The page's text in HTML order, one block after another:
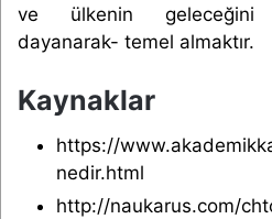
ve ülkenin geleceğini
dayanarak- temel almaktır.
Kaynaklar
https://
nedir.html
http://naukarus.com/